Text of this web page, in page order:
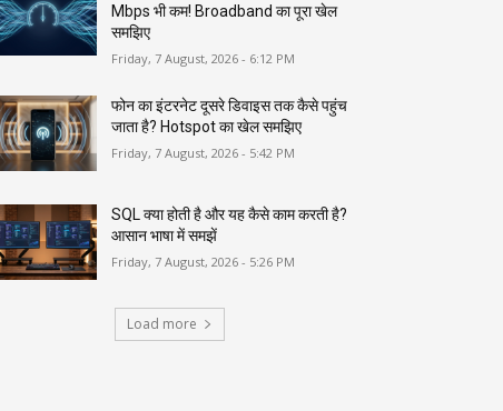
Mbps भी कम! Broadband का पूरा खेल
समझिए
Friday, 7 August, 2026 - 6:12 PM
फोन का इंटरनेट दूसरे डिवाइस तक कैसे पहुंच
जाता है? Hotspot का खेल समझिए
Friday, 7 August, 2026 - 5:42 PM
SQL क्या होती है और यह कैसे काम करती है?
आसान भाषा में समझें
Friday, 7 August, 2026 - 5:26 PM
Load more